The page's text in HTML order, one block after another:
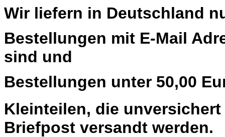
Wir liefern in Deutschland
Bestellungen mit E-Mail
sind und
Bestellungen unter 50,00
Kleinteilen, die
Briefpost versandt werden.